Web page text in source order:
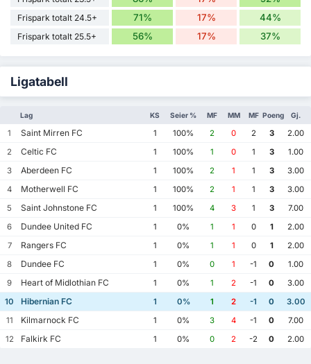
Frispark totalt 24.5+ 71% 17% 44%
Frispark totalt 25.5+ 56% 17% 37%
Ligatabell
Lag KS Seier % MF MM MF Poeng Gj.
1 Saint Mirren FC 1 100% 2 0 2 3
2.00
2
Celtic FC 1 100% 1 0 1 3
1.00
3
Aberdeen FC 1 100% 2 1 1 3
3.00
4
Motherwell FC 1 100% 2 1 1 3
3.00
5
Saint Johnstone FC 1 100% 4 3 1 3
7.00
6
Dundee United FC 1 0% 1 1 0 1
2.00
7
Rangers FC 1 0% 1 1 0 1
2.00
8
Dundee FC 1 0% 0 1 -1 0
1.00
9
Heart of Midlothian FC 1 0% 1 2 -1 0
3.00
10
Hibernian FC 1 0% 1 2 -1 0
3.00
11
Kilmarnock FC 1 0% 3 4 -1 0
7.00
12
Falkirk FC 1 0% 0 2 -2 0 2.00